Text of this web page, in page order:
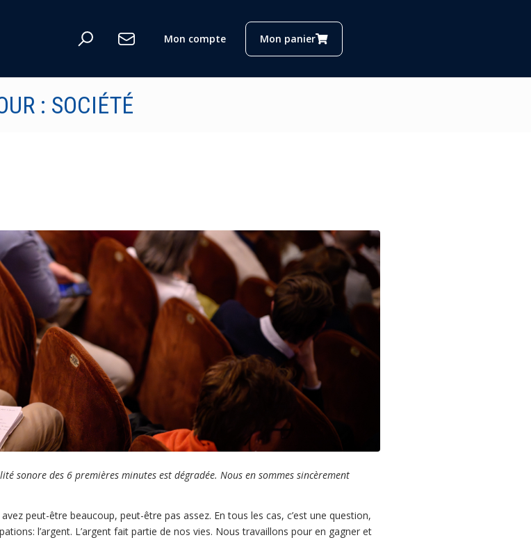
Mon compte
Mon panier
: SOCIÉTÉ
sonore des 6 premières minutes est dégradée. Nous en sommes sincèrement
peut-être beaucoup, peut-être pas assez. En tous les cas, c’est une question,
l’argent. L’argent fait partie de nos vies. Nous travaillons pour en gagner et